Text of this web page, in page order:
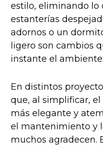
estilo, eliminando lo
estanterías
adornos o un
ligero son cambios
instante el ambiente.
En distintos
que, al simplificar,
más elegante y
el mantenimiento y
muchos agradecen.